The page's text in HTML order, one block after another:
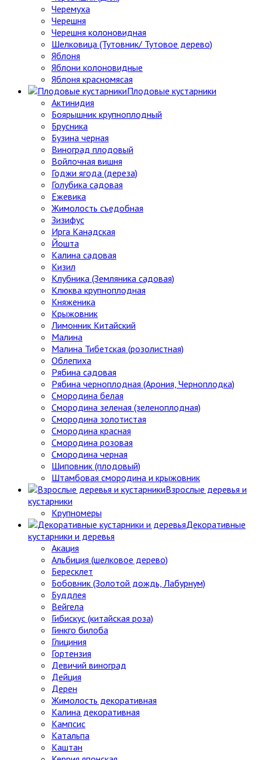
Черемуха
Черешня
Черешня колоновидная
Шелковица (Тутовник/ Тутовое дерево)
Яблоня
Яблони колоновидные
Яблоня красномясая
Плодовые кустарники
Актинидия
Боярышник крупноплодный
Брусника
Бузина черная
Виноград плодовый
Войлочная вишня
Годжи ягода (дереза)
Голубика садовая
Ежевика
Жимолость съедобная
Зизифус
Ирга Канадская
Йошта
Калина садовая
Кизил
Клубника (Земляника садовая)
Клюква крупноплодная
Княженика
Крыжовник
Лимонник Китайский
Малина
Малина Тибетская (розолистная)
Облепиха
Рябина садовая
Рябина черноплодная (Арония, Черноплодка)
Смородина белая
Смородина зеленая (зеленоплодная)
Смородина золотистая
Смородина красная
Смородина розовая
Смородина черная
Шиповник (плодовый)
Штамбовая смородина и крыжовник
Взрослые деревья и
кустарники
Крупномеры
Декоративные
кустарники и деревья
Акация
Альбиция (шелковое дерево)
Бересклет
Бобовник (Золотой дождь, Лабурнум)
Буддлея
Вейгела
Гибискус (китайская роза)
Гинкго билоба
Глициния
Гортензия
Девичий виноград
Дейция
Дерен
Жимолость декоративная
Калина декоративная
Кампсис
Катальпа
Каштан